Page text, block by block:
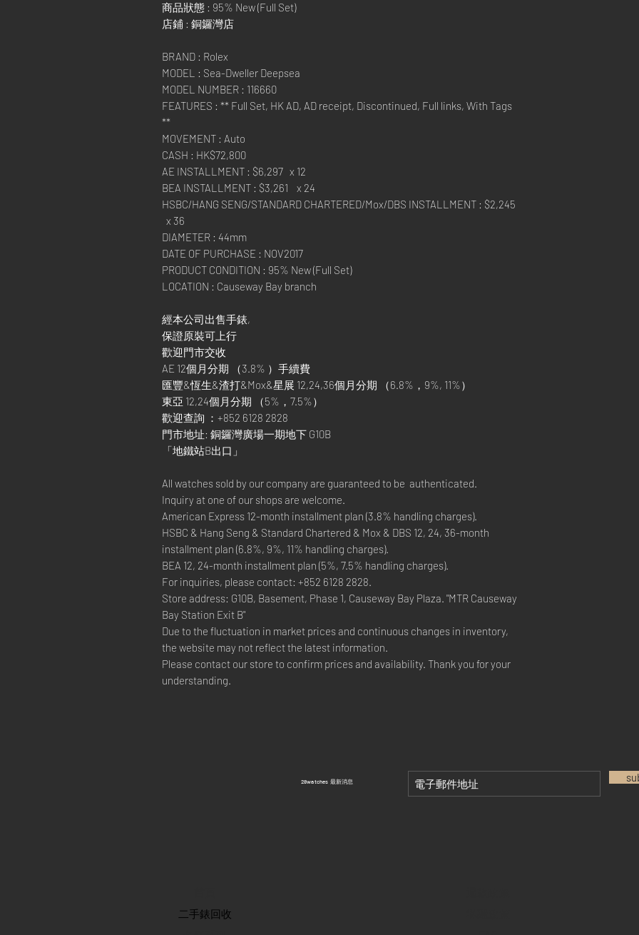
商品狀態 : 95% New (Full Set)
店鋪 : 銅鑼灣店
BRAND : Rolex
MODEL : Sea-Dweller Deepsea
MODEL NUMBER : 116660
FEATURES : ** Full Set, HK AD, AD receipt, Discontinued, Full links, With Tags
**
MOVEMENT : Auto
CASH : HK$72,800
AE INSTALLMENT : $6,297 x 12
BEA INSTALLMENT : $3,261 x 24
HSBC/HANG SENG/STANDARD CHARTERED/Mox/DBS INSTALLMENT : $2,245
x 36
DIAMETER : 44mm
DATE OF PURCHASE : NOV2017
PRODUCT CONDITION : 95% New (Full Set)
LOCATION : Causeway Bay branch
經本公司出售手錶,
保證原裝可上行
歡迎門市交收
AE 12個月分期 （3.8% ）手續費
匯豐&恆生&渣打&Mox&星展 12,24,36個月分期 （6.8%，9%, 11%）
東亞 12,24個月分期 （5%，7.5%）
歡迎查詢 ：+852 6128 2828
門市地址: 銅鑼灣廣場一期地下 G10B
「地鐵站B出口」
All watches sold by our company are guaranteed to be authenticated.
Inquiry at one of our shops are welcome.
American Express 12-month installment plan (3.8% handling charges).
HSBC & Hang Seng & Standard Chartered & Mox & DBS 12, 24, 36-month
installment plan (6.8%, 9%, 11% handling charges).
BEA 12, 24-month installment plan (5%, 7.5% handling charges).
For inquiries, please contact: +852 6128 2828.
Store address: G10B, Basement, Phase 1, Causeway Bay Plaza. "MTR Causeway
Bay Station Exit B"
Due to the fluctuation in market prices and continuous changes in inventory,
the website may not reflect the latest information.
Please contact our store to confirm prices and availability. Thank you for your
understanding.
​28watches 最新消息
​二手錶回收